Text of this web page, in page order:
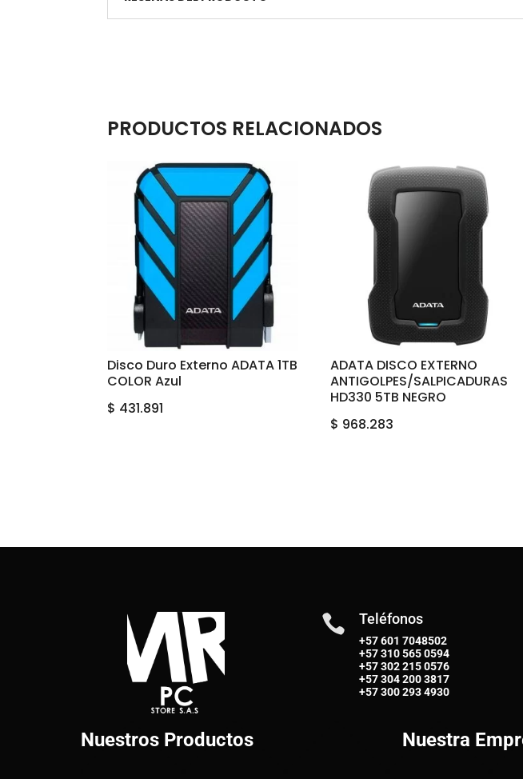
PRODUCTOS RELACIONADOS
Disco Duro Externo ADATA 1TB
COLOR Azul
$ 431.891
ADATA DISCO EXTERNO
ANTIGOLPES/SALPICADURAS
HD330 5TB NEGRO
$ 968.283
 Teléfonos
+57 601 7048502
+57310 565 0594
+57302 215 0576
+57304 200 3817
+57300 293 4930
Nuestros Productos Nuestra